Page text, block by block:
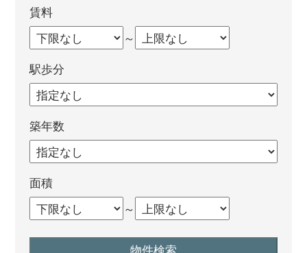
賃料
～
駅歩分
築年数
面積
～